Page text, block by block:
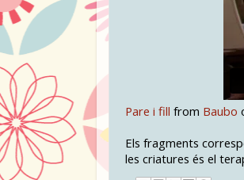
Pare i fill from Baubo
Els fragments
les criatures és el